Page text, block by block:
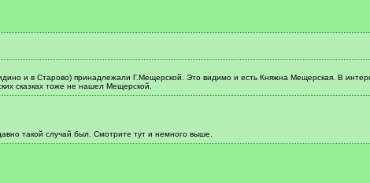
и в Старово) принадлежали Г.Мещерской. Это видимо и есть Княжна Мещерская. В
сказках тоже не нашел Мещерской.
такой случай был. Смотрите тут и немного выше.